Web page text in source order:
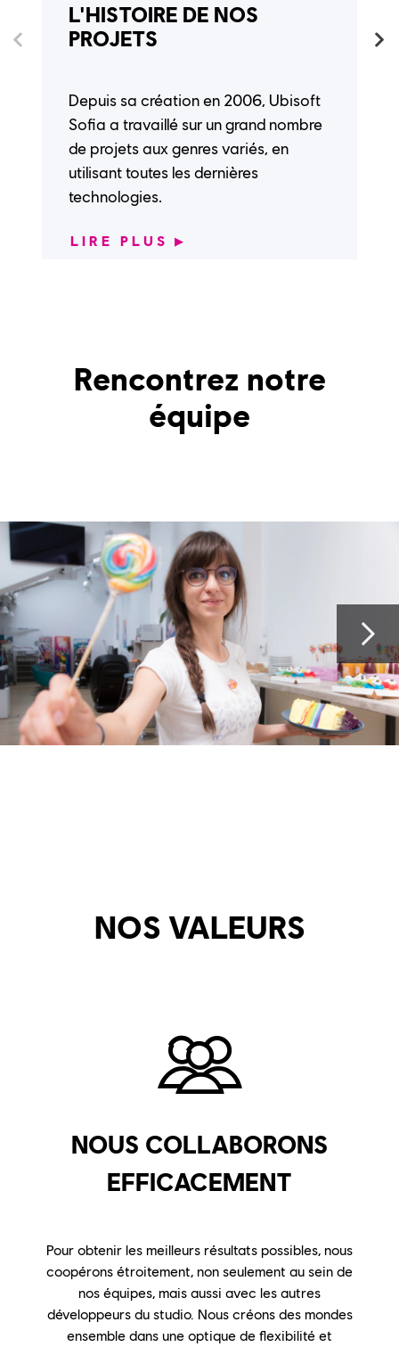
L'HISTOIRE DE NOS
PROJETS
Depuis sa création en 2006, Ubisoft
Sofia a travaillé sur un grand nombre
de projets aux genres variés, en
utilisant toutes les dernières
technologies.
LIRE PLUS ▶
Rencontrez notre
équipe
NOS VALEURS
NOUS COLLABORONS
EFFICACEMENT
Pour obtenir les meilleurs résultats possibles, nous
coopérons étroitement, non seulement au sein de
nos équipes, mais aussi avec les autres
développeurs du studio. Nous créons des mondes
ensemble dans une optique de flexibilité et